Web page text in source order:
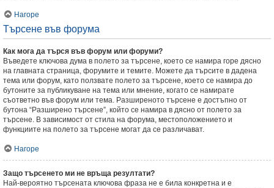
Нагоре
Търсене във форума
Как мога да търся във форум или форуми?
Въведете ключова дума в полето за търсене, което се намира горе дясно
на главната страница, форумите и темите. Можете да търсите в дадена
тема или форум, като ползвате полето за търсене, което се намира до
бутоните за публикуване на тема или мнение, когато се намирате
съответно във форум или тема. Разширеното търсене е достъпно от
бутона “Разширено търсене”, който се намира в дясно от полето за
търсене. В зависимост от стила на форума, местоположението и
функциите на полето за търсене могат да се различават.
Нагоре
Защо търсенето ми не връща резултати?
Най-вероятно търсената ключова фраза не е била конкретна и е